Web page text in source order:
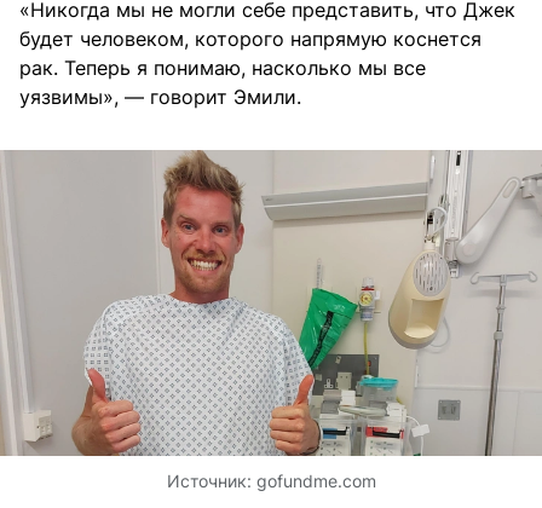
«Никогда мы не могли себе представить, что Джек
будет человеком, которого напрямую коснется
рак. Теперь я понимаю, насколько мы все
уязвимы», — говорит Эмили.
Источник: gofundme.com